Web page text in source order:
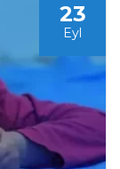
23
Eyl